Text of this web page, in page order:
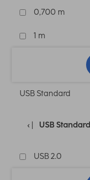
0,700 m
1 m
USB Standard
USB Standard
USB 2.0